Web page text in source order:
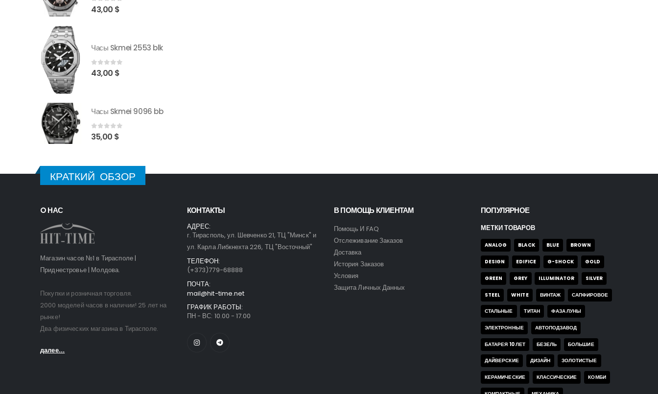
0 out of 5
43,00 $
Часы Skmei 2553 blk
0 out of 5
43,00 $
Часы Skmei 9096 bb
0out of 5
35,00 $
КРАТКИЙ ОБЗОР
O НАС
Магазин часов №1 в Тирасполе |
Приднестровье | Молдова.
Покупки и розничная торговля.
2000 моделей часов в наличии! 25 лет на
рынке!
Два физических магазина в Тирасполе.
далее...
КОНТАКТЫ
АДРЕС:
г. Тирасполь, ул. Шевченко 21, ТЦ "Минск" и
ул. Карла Либкнехта 226, ТЦ "Восточный"
ТЕЛЕФОН:
(+373)779-68888
ПОЧТА:
mail@hit-time.net
ГРАФИК РАБОТЫ:
ПН - ВС: 10.00 - 17.00
В ПОМОЩЬ КЛИЕНТАМ
Помощь И FAQ
Отслеживание Заказов
Доставка
История Заказов
Условия
Защита Личных Данных
ПОПУЛЯРНОЕ
МЕТКИ ТОВАРОВ
ANALOG BLACK BLUE BROWN
DESIGN EDIFICE G-SHOCK GOLD
GREEN GREY ILLUMINATOR SILVER
STEEL WHITE ВИНТАЖ САПФИРОВОЕ
СТАЛЬНЫЕ ТИТАН ФАЗА ЛУНЫ
ЭЛЕКТРОННЫЕ АВТОПОДЗАВОД
БАТАРЕЯ 10 ЛЕТ БЕЗЕЛЬ БОЛЬШИЕ
ДАЙВЕРСКИЕ ДИЗАЙН ЗОЛОТИСТЫЕ
КЕРАМИЧЕСКИЕ КЛАССИЧЕСКИЕ КОМБИ